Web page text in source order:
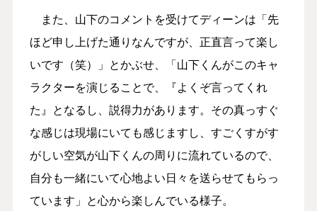
また、山下のコメントを受けてディーンは「先
ほど申し上げた通りなんですが、正直言って楽し
いです（笑）」とかぶせ、「山下くんがこのキャ
ラクターを演じることで、『よくぞ言ってくれ
た』となるし、説得力があります。その真っすぐ
な感じは現場にいても感じますし、すごくすがす
がしい空気が山下くんの周りに流れているので、
自分も一緒にいて心地よい日々を送らせてもらっ
ています」と心から楽しんでいる様子。